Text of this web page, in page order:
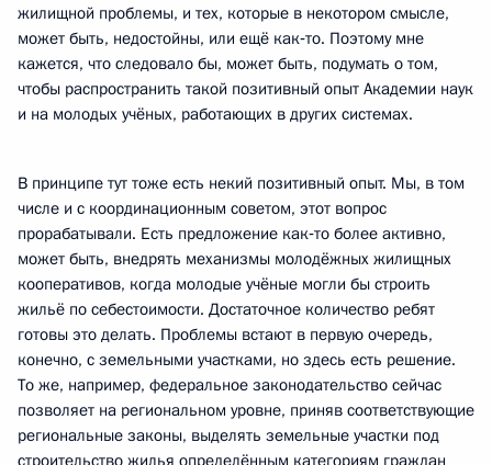
жилищной проблемы, и тех, которые в некотором смысле,
может быть, недостойны, или ещё как‑то. Поэтому мне
кажется, что следовало бы, может быть, подумать о том,
чтобы распространить такой позитивный опыт Академии наук
и на молодых учёных, работающих в других системах.
В принципе тут тоже есть некий позитивный опыт. Мы, в том
числе и с координационным советом, этот вопрос
прорабатывали. Есть предложение как‑то более активно,
может быть, внедрять механизмы молодёжных жилищных
кооперативов, когда молодые учёные могли бы строить
жильё по себестоимости. Достаточное количество ребят
готовы это делать. Проблемы встают в первую очередь,
конечно, с земельными участками, но здесь есть решение.
То же, например, федеральное законодательство сейчас
позволяет на региональном уровне, приняв соответствующие
региональные законы, выделять земельные участки под
строительство жилья определённым категориям граждан